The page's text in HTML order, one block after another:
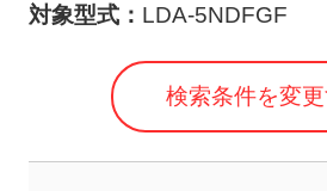
対象型式： LDA-5NDFGF
検索条件を変